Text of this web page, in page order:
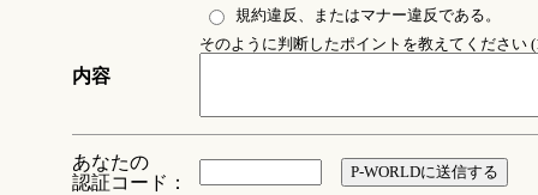
規約違反、またはマナー違反である。
内容
そのように判断したポイントを教えてください
あなたの
認証コード：